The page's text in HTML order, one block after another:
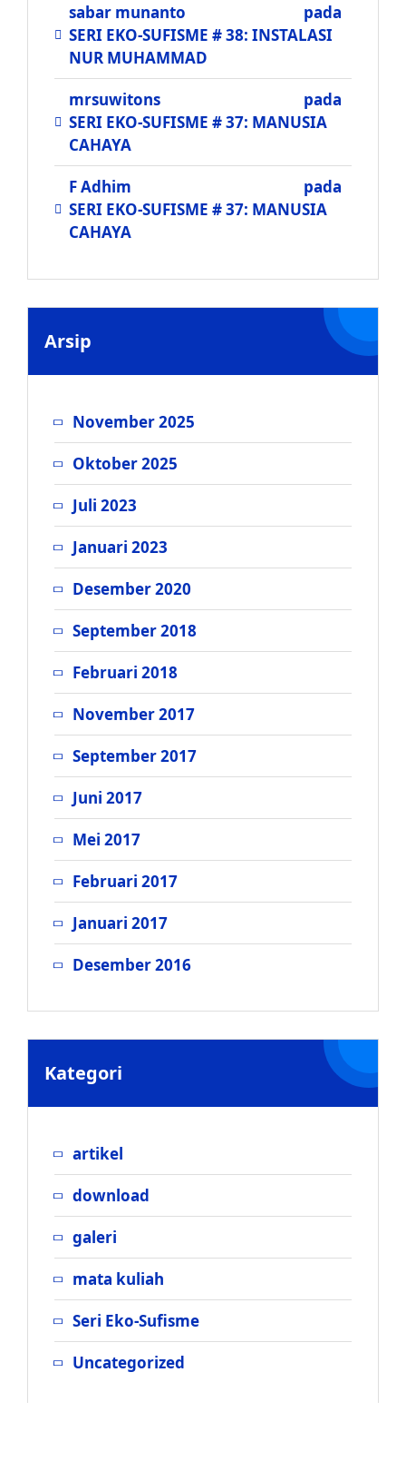
sabar munanto
pada
SERI EKO-SUFISME # 38: INSTALASI
NUR MUHAMMAD
mrsuwitons
pada
SERI EKO-SUFISME # 37: MANUSIA
CAHAYA
F Adhim
pada
SERI EKO-SUFISME # 37: MANUSIA
CAHAYA
Arsip
November 2025
Oktober 2025
Juli 2023
Januari 2023
Desember 2020
September 2018
Februari 2018
November 2017
September 2017
Juni 2017
Mei 2017
Februari 2017
Januari 2017
Desember 2016
Kategori
artikel
download
galeri
mata kuliah
Seri Eko-Sufisme
Uncategorized